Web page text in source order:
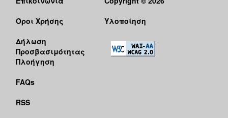
Όροι Χρήσης
Δήλωση
Προσβασιμότητας
Πλοήγηση
FAQs
RSS
Υλοποίηση